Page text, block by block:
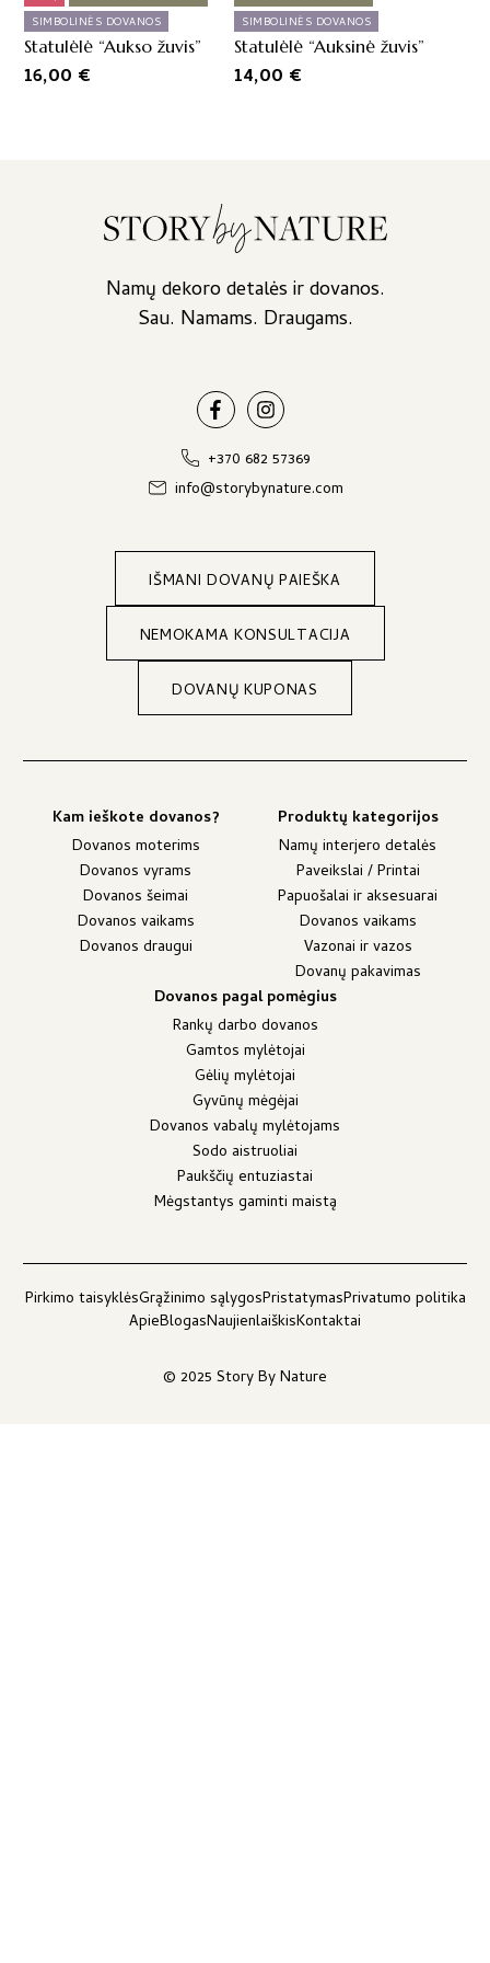
SIMBOLINĖS DOVANOS
Statulėlė “Aukso žuvis”
16,00 €
SIMBOLINĖS DOVANOS
Statulėlė “Auksinė žuvis”
14,00 €
Namų dekoro detalės ir dovanos.
Sau. Namams. Draugams.
+370 682 57369
info@storybynature.com
IŠMANI DOVANŲ PAIEŠKA
NEMOKAMA KONSULTACIJA
DOVANŲ KUPONAS
Kam ieškote dovanos?
Dovanos moterims
Dovanos vyrams
Dovanos šeimai
Dovanos vaikams
Dovanos draugui
Produktų kategorijos
Namų interjero detalės
Paveikslai / Printai
Papuošalai ir aksesuarai
Dovanos vaikams
Vazonai ir vazos
Dovanų pakavimas
Dovanos pagal pomėgius
Rankų darbo dovanos
Gamtos mylėtojai
Gėlių mylėtojai
Gyvūnų mėgėjai
Dovanos vabalų mylėtojams
Sodo aistruoliai
Paukščių entuziastai
Mėgstantys gaminti maistą
© 2025 Story By Nature
Pirkimo taisyklėsGrąžinimo sąlygosPristatymasPrivatumo politika
ApieBlogasNaujienlaiškisKontaktai